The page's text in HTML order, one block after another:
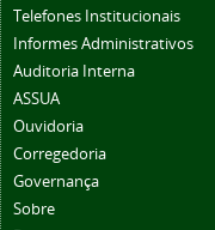
Telefones Institucionais
Informes Administrativos
Auditoria Interna
ASSUA
Ouvidoria
Corregedoria
Governança
Sobre